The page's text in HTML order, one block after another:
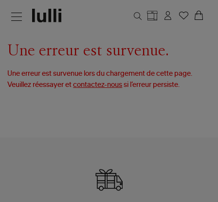
Une erreur est survenue.
Une erreur est survenue lors du chargement de cette page.
Veuillez réessayer etcontactez-nous si l’erreur persiste.